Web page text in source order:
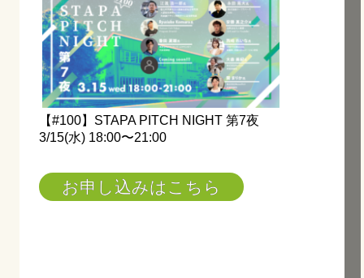
【#100】STAPA PITCH NIGHT 第7夜
3/15(水) 18:00〜21:00
お申し込みはこちら